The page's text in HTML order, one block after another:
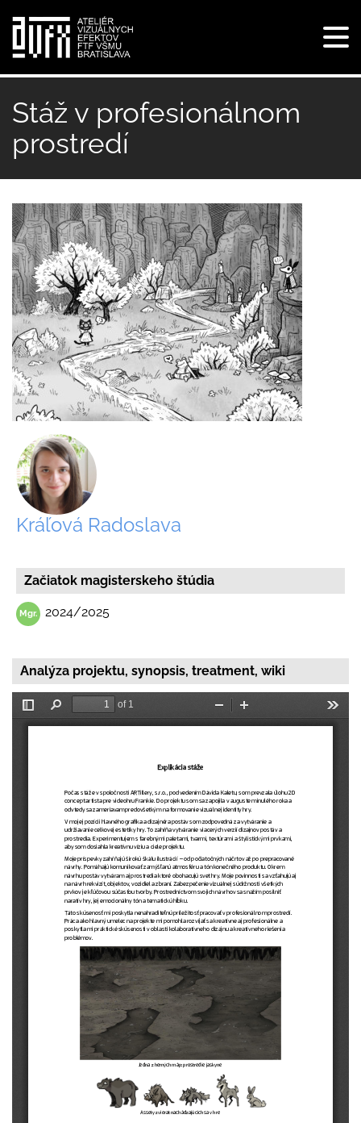
na
hlavný
obsah
Stáž v profesionálnom
prostredí
Kráľová Radoslava
Začiatok magisterskeho štúdia
2024/2025
Analýza projektu, synopsis, treatment, wiki